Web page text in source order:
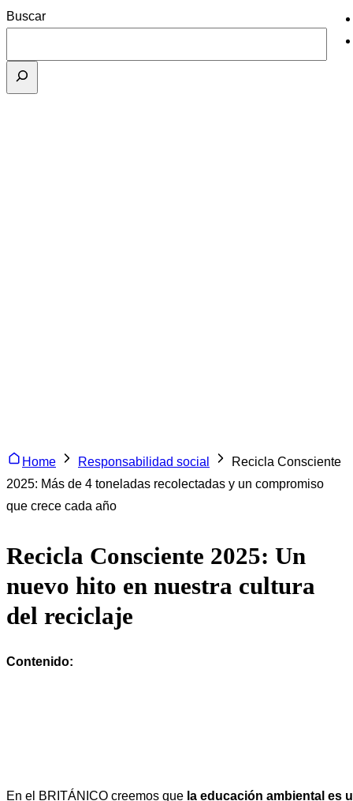
Buscar
Home Responsabilidad social
Recicla Consciente
2025: Más de 4 toneladas recolectadas y un compromiso
que crece cada año
Recicla Consciente 2025: Un
nuevo hito en nuestra cultura
del reciclaje
Contenido:
En el BRITÁNICO creemos que la educación ambiental es